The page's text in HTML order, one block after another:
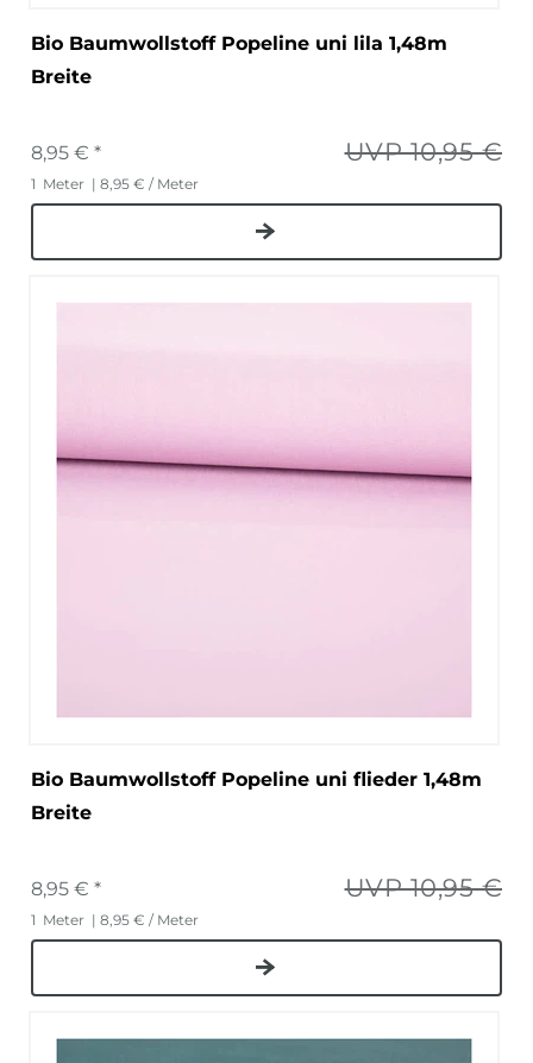
Bio Baumwollstoff Popeline uni lila 1,48m
Breite
UVP 10,95 €
8,95 € *
1 Meter | 8,95 € / Meter
Bio Baumwollstoff Popeline uni flieder 1,48m
Breite
UVP 10,95 €
8,95 € *
1 Meter | 8,95 € / Meter